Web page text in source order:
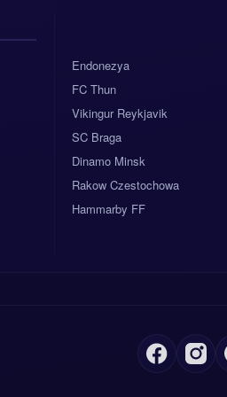
Endonezya
FC Thun
Vikingur Reykjavik
SC Braga
Dinamo Minsk
Rakow Czestochowa
Hammarby FF